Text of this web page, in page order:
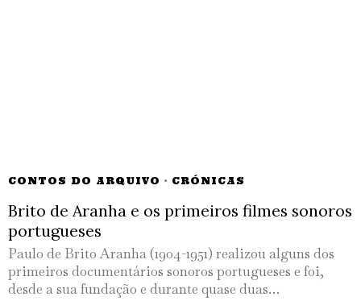
CONTOS DO ARQUIVO · CRÓNICAS
Brito de Aranha e os primeiros filmes sonoros
portugueses
Paulo de Brito Aranha (1904-1951) realizou alguns dos
primeiros documentários sonoros portugueses e foi,
desde a sua fundação e durante quase duas…